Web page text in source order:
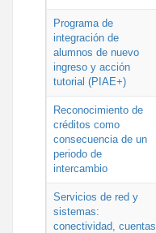
Programa de
integración de
alumnos de nuevo
ingreso y acción
tutorial (PIAE+)
Reconocimiento de
créditos como
consecuencia de un
periodo de
intercambio
Servicios de red y
sistemas:
conectividad, cuentas